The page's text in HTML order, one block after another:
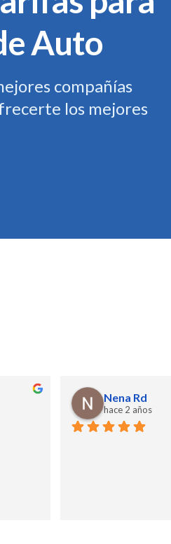
Auto
compañías
los mejores
Nena Rd
hace 2 años